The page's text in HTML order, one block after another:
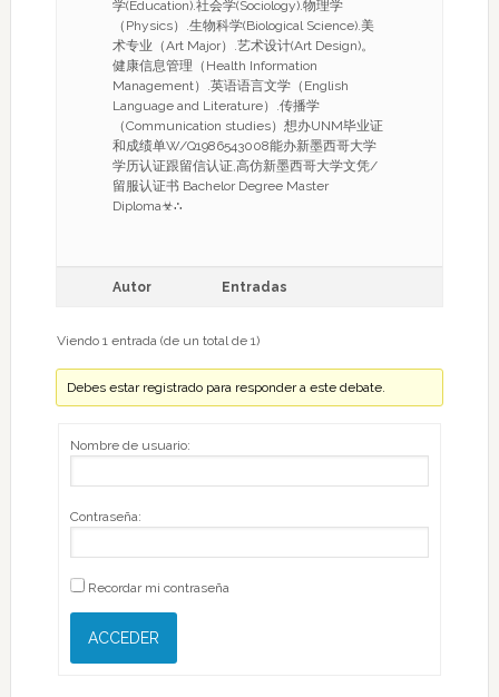
学(Education).社会学(Sociology).物理学
（Physics）.生物科学(Biological Science).美
术专业（Art Major）.艺术设计(Art Design)。
健康信息管理（Health Information
Management）.英语语言文学（English
Language and Literature）.传播学
（Communication studies）想办UNM毕业证
和成绩单W/Q1986543008能办新墨西哥大学
学历认证跟留信认证,高仿新墨西哥大学文凭/
留服认证书 Bachelor Degree Master
Diploma☣∴
Autor Entradas
Viendo 1 entrada (de un total de 1)
Debes estar registrado para responder a este debate.
Nombre de usuario:
Contraseña:
Recordar mi contraseña
ACCEDER